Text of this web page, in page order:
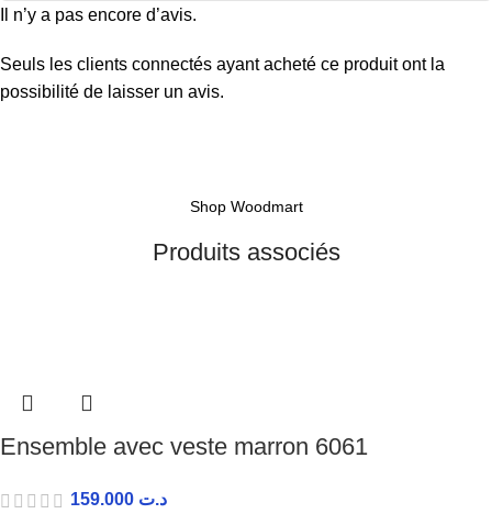
Il n’y a pas encore d’avis.
Seuls les clients connectés ayant acheté ce produit ont la
possibilité de laisser un avis.
Shop Woodmart
Produits associés
Ensemble avec veste marron 6061
د.ت